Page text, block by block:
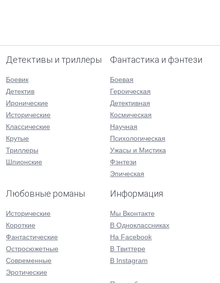
Детективы и триллеры
Боевик
Детектив
Иронические
Исторические
Классические
Крутые
Триллеры
Шпионские
Фантастика и фэнтези
Боевая
Героическая
Детективная
Космическая
Научная
Психологическая
Ужасы и Мистика
Фэнтези
Эпическая
Любовные романы
Исторические
Короткие
Фантастические
Остросюжетные
Современные
Эротические
Информация
Мы Вконтакте
В Одноклассниках
На Facebook
В Твиттере
В Instagram